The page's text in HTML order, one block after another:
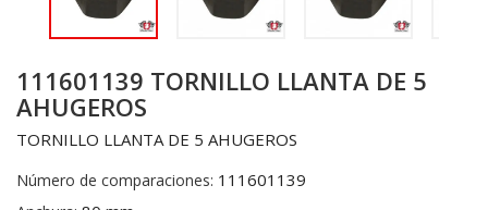
111601139 TORNILLO LLANTA DE 5
AHUGEROS
TORNILLO LLANTA DE 5 AHUGEROS
Número de comparaciones: 111601139